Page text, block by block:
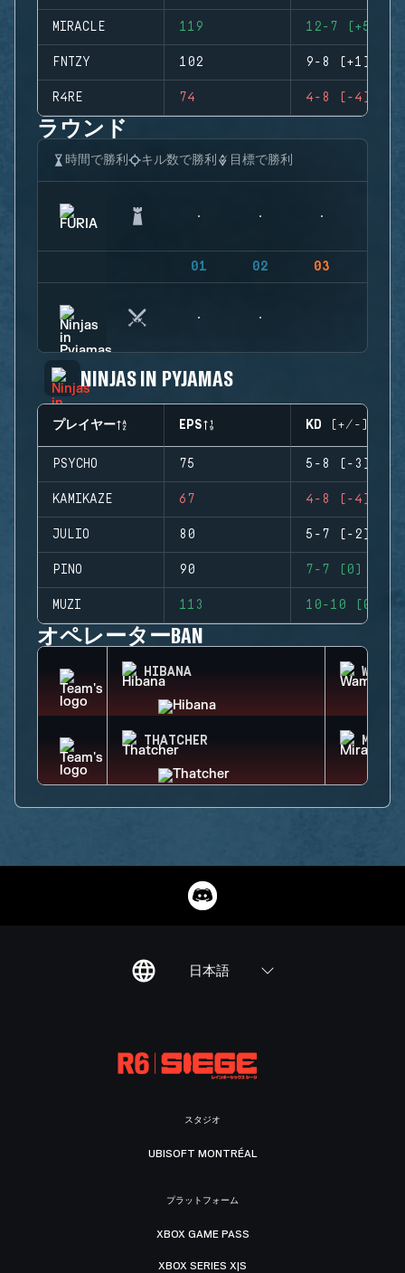
MIRACLE 119 12-7 (+5)
FNTZY 102 9-8 (+1)
R4RE 74 4-8 (-4)
ラウンド
時間で勝利 キル数で勝利 目標で勝利
01 02 03
NINJAS IN PYJAMAS
プレイヤー EPS KD (+/-)
PSYCHO 75 5-8 (-3)
KAMIKAZE 67 4-8 (-4)
JULIO 80 5-7 (-2)
PINO 90 7-7 (0)
MUZI 113 10-10 (0)
オペレーターBAN
HIBANA WAMAI
THATCHER MIRA
日本語
スタジオ
UBISOFT MONTRÉAL
プラットフォーム
XBOX GAME PASS
XBOX SERIES X|S